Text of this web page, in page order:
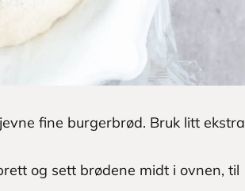
fine burgerbrød. Bruk litt ekstra
og sett brødene midt i ovnen, til